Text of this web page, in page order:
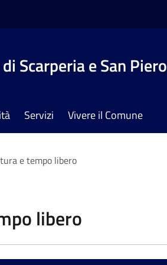
Scarperia e San Piero
Servizi Vivere il Comune
e tempo libero
libero